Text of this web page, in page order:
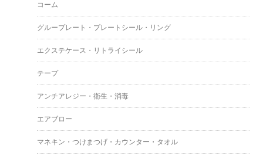
コーム
グループレート・プレートシール・リング
エクステケース・リトライシール
テープ
アンチアレジー・衛生・消毒
エアブロー
マネキン・つけまつげ・カウンター・タオル